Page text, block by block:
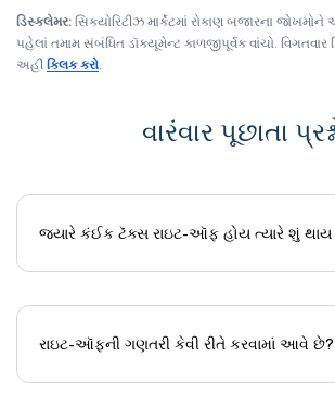
ડિસ્ક્લેમર: સિક્યોરિટીઝ માર્કેટમાં રોકાણ બજારના જોખમોને
પહેલાં તમામ સંબંધિત ડૉક્યૂમેન્ટ કાળજીપૂર્વક વાંચો. વિગતવાર
અહીં ક્લિક કરો
વારંવાર પૂછાતા
જ્યારે કંઈક ટૅક્સ રાઇટ-ઑફ હોય ત્યારે શું
રાઇટ-ઑફની ગણતરી કેવી રીતે કરવામાં આવે છે?